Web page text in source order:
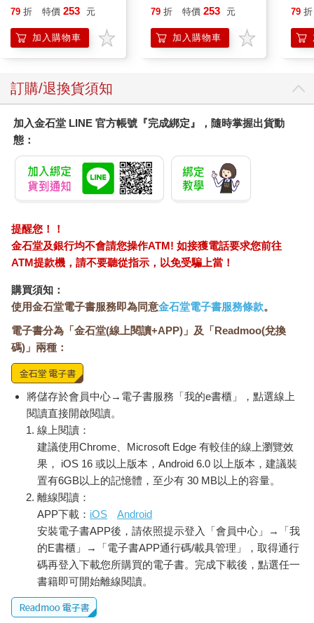
79 折 特價 253 元
加入購物車
79 折 特價 253 元
加入購物車
恭
79 折
訂購/退換貨須知
加入金石堂 LINE 官方帳號『完成綁定』，隨時掌握出貨動
態：
提醒您！！
金石堂及銀行均不會請您操作ATM! 如接獲電話要求您前往
ATM提款機，請不要聽從指示，以免受騙上當！
購買須知：
使用金石堂電子書服務即為同意金石堂電子書服務條款。
電子書分為「金石堂(線上閱讀+APP)」及「Readmoo(兌換
碼)」兩種：
將儲存於會員中心→電子書服務「我的e書櫃」，點選線上
閱讀直接開啟閱讀。
線上閱讀：
建議使用Chrome、Microsoft Edge 有較佳的線上瀏覽效
果， iOS 16 或以上版本，Android 6.0 以上版本，建議裝
置有6GB以上的記憶體，至少有 30 MB以上的容量。
離線閱讀：
APP下載： iOS
Android
安裝電子書APP後，請依照提示登入「會員中心」→「我
的E書櫃」→「電子書APP通行碼/載具管理」，取得通行
碼再登入下載您所購買的電子書。完成下載後，點選任一
書籍即可開始離線閱讀。